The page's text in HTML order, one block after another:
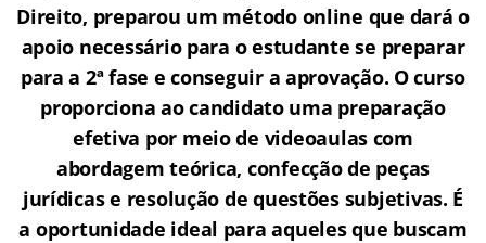
Direito, preparou um método online que dará o
apoio necessário para o estudante se preparar
para a 2ª fase e conseguir a aprovação. O curso
proporciona ao candidato uma preparação
efetiva por meio de videoaulas com
abordagem teórica, confecção de peças
jurídicas e resolução de questões subjetivas. É
a oportunidade ideal para aqueles que buscam